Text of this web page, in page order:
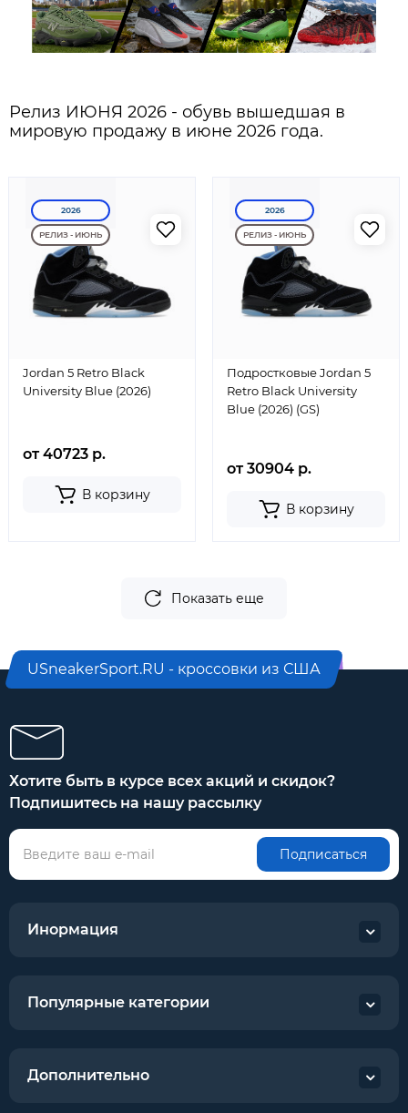
Релиз ИЮНЯ 2026 - обувь вышедшая в
мировую продажу в июне 2026 года.
2026
РЕЛИЗ - ИЮНЬ
Jordan 5 Retro Black
University Blue (2026)
от 40723 р.
В корзину
2026
РЕЛИЗ - ИЮНЬ
Подростковые Jordan 5
Retro Black University
Blue (2026) (GS)
от 30904 р.
В корзину
Показать еще
USneakerSport.RU - кроссовки из США
Хотите быть в курсе всех акций и скидок?
Подпишитесь на нашу рассылку
Подписаться
Инормация
Популярные категории
Дополнительно